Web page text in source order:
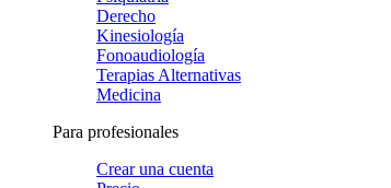
Derecho
Kinesiología
Fonoaudiología
Terapias Alternativas
Medicina
Para profesionales
Crear una cuenta